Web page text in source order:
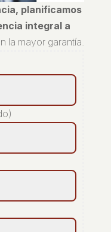
planificamos
integral a
la mayor garantía.